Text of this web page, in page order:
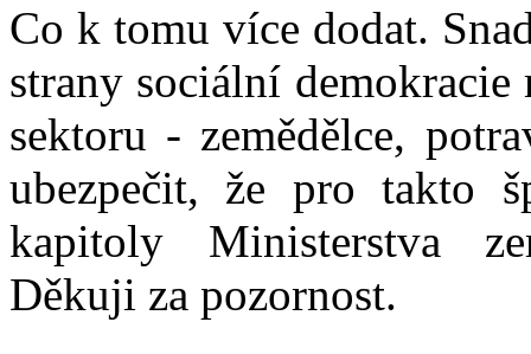
Co k tomu více dodat.
strany sociální
sektoru - zemědělce,
ubezpečit, že pro takto
kapitoly Ministerstva
Děkuji za pozornost.